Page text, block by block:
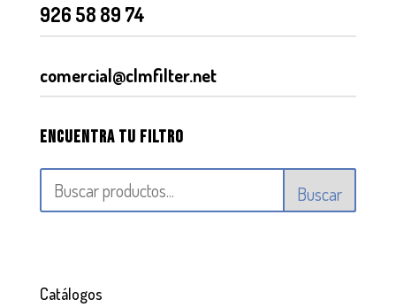
926 58 89 74
comercial@clmfilter.net
Encuentra tu filtro
Buscar
Catálogos